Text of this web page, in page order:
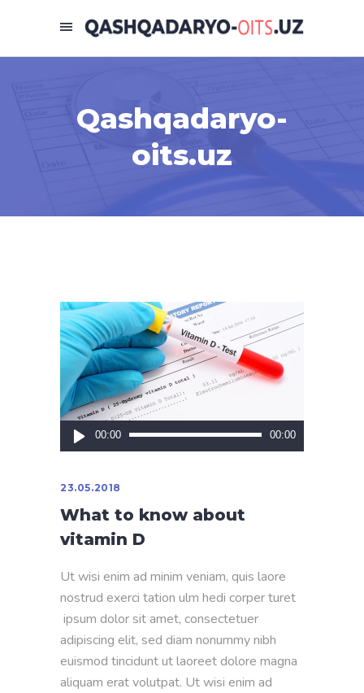
Qashqadaryo-
oits.uz
Аудиоплеер
00:00 00:00
23.05.2018
What to know about
vitamin D
Ut wisi enim ad minim veniam, quis laore
nostrud exerci tation ulm hedi corper turet
ipsum dolor sit amet, consectetuer
adipiscing elit, sed diam nonummy nibh
euismod tincidunt ut laoreet dolore magna
aliquam erat volutpat. Ut wisi enim ad